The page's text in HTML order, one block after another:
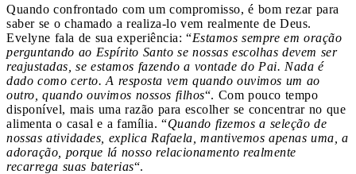
Quando confrontado com um compromisso, é bom rezar para
saber se o chamado a realiza-lo vem realmente de Deus.
Evelyne fala de sua experiência: “Estamos sempre em oração
perguntando ao Espírito Santo se nossas escolhas devem ser
reajustadas, se estamos fazendo a vontade do Pai. Nada é
dado como certo. A resposta vem quando ouvimos um ao
outro, quando ouvimos nossos filhos“. Com pouco tempo
disponível, mais uma razão para escolher se concentrar no que
alimenta o casal e a família. “Quando fizemos a seleção de
nossas atividades, explica Rafaela, mantivemos apenas uma, a
adoração, porque lá nosso relacionamento realmente
recarrega suas baterias“.